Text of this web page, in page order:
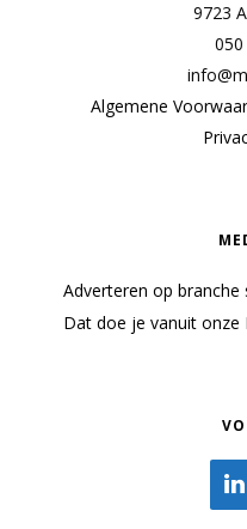
9723
Algemene
Adverteren op branche
Dat doe je vanuit onze